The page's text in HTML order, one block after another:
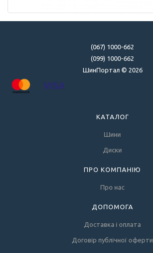
(067) 1000-662
(099) 1000-662
ШинПортал © 2026
КАТАЛОГ
Шини
Диски
ПРО КОМПАНІЮ
Про нас
ДОПОМОГА
Доставка і оплата
Договір публічної оферти